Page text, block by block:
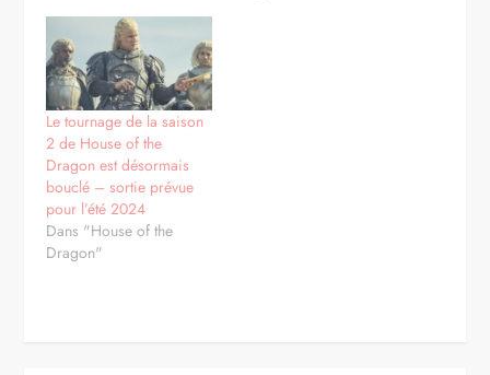
Le tournage de la saison
2 de House of the
Dragon est désormais
bouclé – sortie prévue
pour l’été 2024
Dans "House of the
Dragon"